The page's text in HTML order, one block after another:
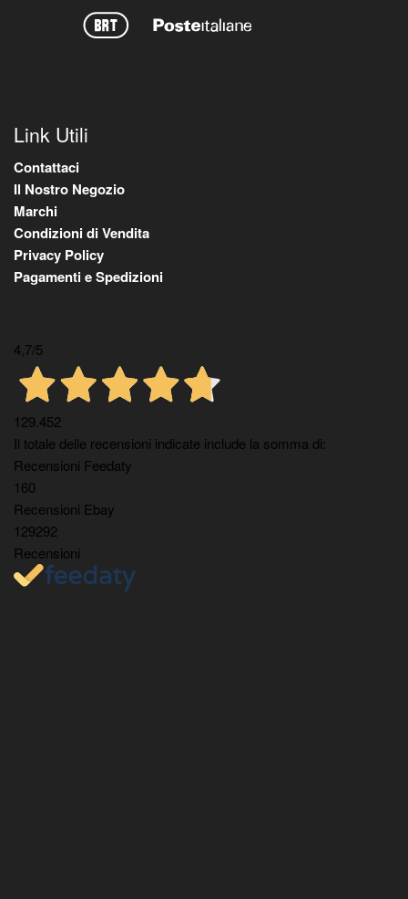
Link Utili
Contattaci
Il Nostro Negozio
Marchi
Condizioni di Vendita
Privacy Policy
Pagamenti e Spedizioni
4,7/5
129.452
Il totale delle recensioni indicate include la somma di:
Recensioni Feedaty
160
Recensioni Ebay
129292
Recensioni